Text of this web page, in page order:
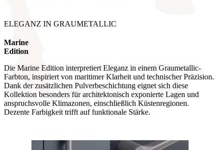
ELEGANZ IN GRAUMETALLIC
Marine
Edition
Die Marine Edition interpretiert Eleganz in einem Graumetallic-
Farbton, inspiriert von maritimer Klarheit und technischer Präzision.
Dank der zusätzlichen Pulverbeschichtung eignet sich diese
Kollektion besonders für architektonisch exponierte Lagen und
anspruchsvolle Klimazonen, einschließlich Küstenregionen.
Dezente Farbigkeit trifft auf funktionale Stärke.